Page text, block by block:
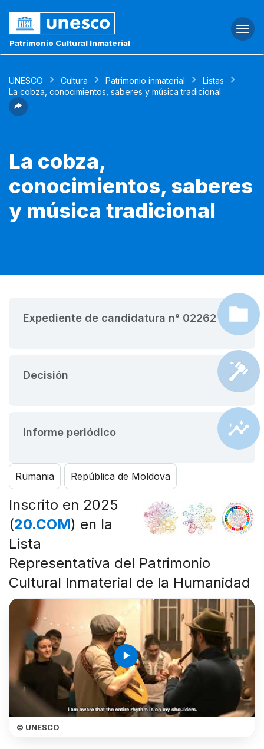
Patrimonio Cultural Inmaterial
UNESCO Cultura Patrimonio inmaterial
Listas
La cobza, conocimientos, saberes y música tradicional
La cobza,
conocimientos, saberes
y música tradicional
Expediente de candidatura n° 02262
Decisión
Informe periódico
Rumania República de Moldova
Inscrito en 2025
(20.COM) en la
Lista
Representativa del Patrimonio
Cultural Inmaterial de la Humanidad
play_arrow
© UNESCO